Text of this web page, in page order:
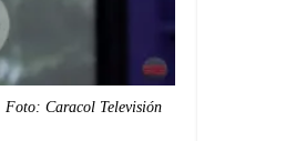
Foto: Caracol Televisión